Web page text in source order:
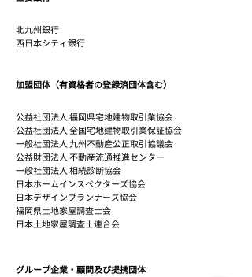
北九州銀行
西日本シティ銀行
加盟団体（有資格者の登録済団体含む）
公益社団法人 福岡県宅地建物取引業協会
公益社団法人 全国宅地建物取引業保証協会
一般社団法人 九州不動産公正取引協議会
公益財団法人 不動産流通推進センター
​一般社団法人 相続診断協会
日本ホームインスペクターズ協会
日本デザインプランナーズ協会
福岡県土地家屋調査士会
日本土地家屋調査士連合会
グループ企業・顧問及び提携団体